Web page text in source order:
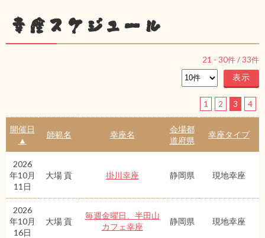
幸座スケジュール
21 - 30件 /33件
1 2 3 4
開催日
▲
師範名 幸座名
会場都
道府県
幸座タイプ
2026
年10月
11日
大場 貢 掛川幸座 静岡県 現地幸座
2026
年10月
16日
大場 貢
毎週金曜日、半田山
カフェ幸座
静岡県 現地幸座